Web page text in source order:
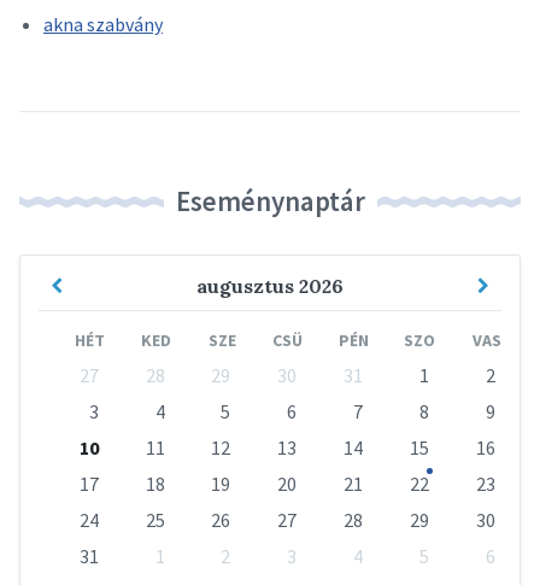
akna szabvány
Eseménynaptár
augusztus 2026
Previous
HÉT KED SZE CSÜ PÉN SZO VAS
calendar
27 28 29 30 31 1
2
3
4 5 6 7 8
9
10
11 12 13 14 15
16
17
18 19 20 21 22
23
24
25 26 27 28 29
30
31
1 2 3 4 5
6